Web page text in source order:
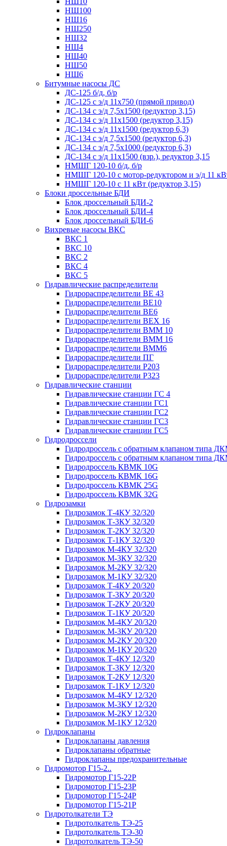
НШ100
НШ16
НШ250
НШ32
НШ4
НШ40
НШ50
НШ6
Битумные насосы ДС
ДС-125 б/д, б/р
ДС-125 с э/д 11х750 (прямой привод)
ДС-134 с э/д 7,5х1500 (редуктор 3,15)
ДС-134 с э/д 11х1500 (редуктор 3,15)
ДС-134 с э/д 11х1500 (редуктор 6,3)
ДС-134 с э/д 7,5х1500 (редуктор 6,3)
ДС-134 с э/д 7,5х1000 (редуктор 6,3)
ДС-134 с э/д 11х1500 (взр.), редуктор 3,15
НМШГ 120-10 б/д, б/р
НМШГ 120-10 с мотор-редуктором и э/д 11
НМШГ 120-10 с 11 кВт (редуктор 3,15)
Блоки дроссельные БДИ
Блок дроссельный БДИ-2
Блок дроссельный БДИ-4
Блок дроссельный БДИ-6
Вихревые насосы ВКС
ВКС 1
ВКС 10
ВКС 2
ВКС 4
ВКС 5
Гидравлические распределители
Гидрораспределители ВЕ 43
Гидрораспределители ВЕ10
Гидрораспределители ВЕ6
Гидрораспределители ВЕХ 16
Гидрораспределители ВММ 10
Гидрораспределители ВММ 16
Гидрораспределители ВММ6
Гидрораспределители ПГ
Гидрораспределители Р203
Гидрораспределители Р323
Гидравлические станции
Гидравлические станции ГС 4
Гидравлические станции ГС1
Гидравлические станции ГС2
Гидравлические станции ГС3
Гидравлические станции ГС5
Гидродроссели
Гидродроссель с обратным клапаном типа
Гидродроссель с обратным клапаном типа
Гидродроссель КВМК 10G
Гидродроссель КВМК 16G
Гидродроссель КВМК 25G
Гидродроссель КВМК 32G
Гидрозамки
Гидрозамок Т-4КУ 32/320
Гидрозамок Т-3КУ 32/320
Гидрозамок Т-2КУ 32/320
Гидрозамок Т-1КУ 32/320
Гидрозамок М-4КУ 32/320
Гидрозамок М-3КУ 32/320
Гидрозамок М-2КУ 32/320
Гидрозамок М-1КУ 32/320
Гидрозамок Т-4КУ 20/320
Гидрозамок Т-3КУ 20/320
Гидрозамок Т-2КУ 20/320
Гидрозамок Т-1КУ 20/320
Гидрозамок М-4КУ 20/320
Гидрозамок М-3КУ 20/320
Гидрозамок М-2КУ 20/320
Гидрозамок М-1КУ 20/320
Гидрозамок Т-4КУ 12/320
Гидрозамок Т-3КУ 12/320
Гидрозамок Т-2КУ 12/320
Гидрозамок Т-1КУ 12/320
Гидрозамок М-4КУ 12/320
Гидрозамок М-3КУ 12/320
Гидрозамок М-2КУ 12/320
Гидрозамок М-1КУ 12/320
Гидроклапаны
Гидроклапаны давления
Гидроклапаны обратные
Гидроклапаны предохранительные
Гидромотор Г15-2..
Гидромотор Г15-22Р
Гидромотор Г15-23Р
Гидромотор Г15-24Р
Гидромотор Г15-21Р
Гидротолкатели ТЭ
Гидротолкатель ТЭ-25
Гидротолкатель ТЭ-30
Гидротолкатель ТЭ-50